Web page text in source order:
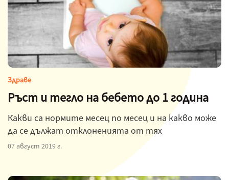
Здраве
Ръст и тегло на бебето до 1 година
Какви са нормите месец по месец и на какво може
да се дължат отклоненията от тях
07 август 2019 г.